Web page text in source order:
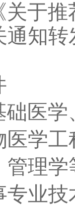
关于
通知
础医
医学
理
专业